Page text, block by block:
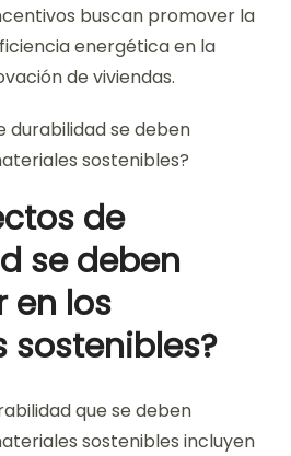
buscan promover la
energética en la
de viviendas.
de
se deben
en los
sostenibles?
que se deben
sostenibles incluyen